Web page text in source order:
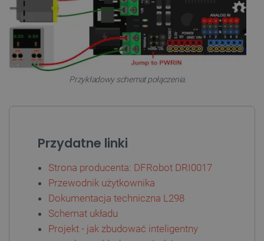
Przykładowy schemat połączenia.
Przydatne linki
Strona producenta: DFRobot DRI0017
Przewodnik użytkownika
Dokumentacja techniczna L298
Schemat układu
Projekt - jak zbudować inteligentny
VISITOR_PRIVACY_METADATA
Polityce prywatności Google